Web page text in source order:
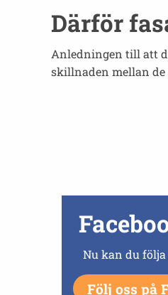
Därför
Anledningen till att
skillnaden mellan de
Nu kan du
Följ oss på